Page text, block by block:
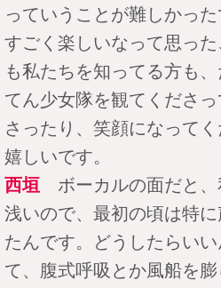
っていうことが難しかっ
すごく楽しいなって思っ
も私たちを知ってる方も
てん少女隊を観てくださ
さったり、笑顔になって
嬉しいです。
西垣ボーカルの面だと、
浅いので、最初の頃は特
たんです。どうしたらい
て、腹式呼吸とか風船を